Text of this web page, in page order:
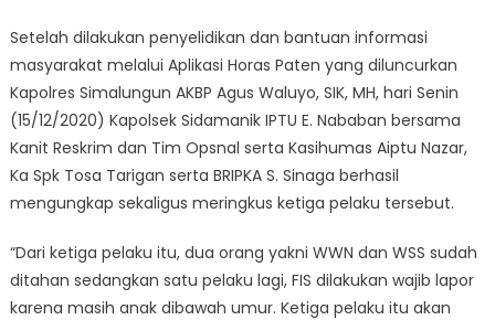
Setelah dilakukan penyelidikan dan bantuan informasi
masyarakat melalui Aplikasi Horas Paten yang diluncurkan
Kapolres Simalungun AKBP Agus Waluyo, SIK, MH, hari Senin
(15/12/2020) Kapolsek Sidamanik IPTU E. Nababan bersama
Kanit Reskrim dan Tim Opsnal serta Kasihumas Aiptu Nazar,
Ka Spk Tosa Tarigan serta BRIPKA S. Sinaga berhasil
mengungkap sekaligus meringkus ketiga pelaku tersebut.
“Dari ketiga pelaku itu, dua orang yakni WWN dan WSS sudah
ditahan sedangkan satu pelaku lagi, FIS dilakukan wajib lapor
karena masih anak dibawah umur. Ketiga pelaku itu akan